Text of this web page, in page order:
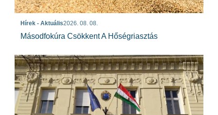
Hírek - Aktuális2026. 08. 08.
Másodfokúra Csökkent A Hőségriasztás